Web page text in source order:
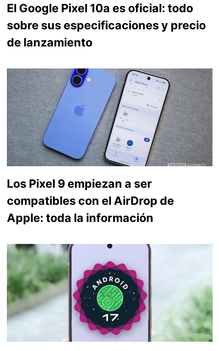
El Google Pixel 10a es oficial: todo
sobre sus especificaciones y precio
de lanzamiento
Los Pixel 9 empiezan a ser
compatibles con el AirDrop de
Apple: toda la información